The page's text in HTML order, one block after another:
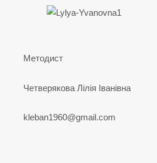
Методист
Четверякова Лілія Іванівна
kleban1960@gmail.com